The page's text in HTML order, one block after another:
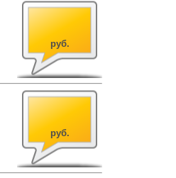
руб.
руб.